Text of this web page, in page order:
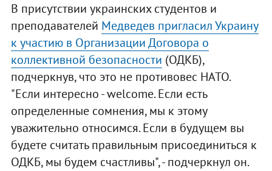
В присутствии украинских студентов и
преподавателей Медведев пригласил Украину
к участию в Организации Договора о
коллективной безопасности (ОДКБ),
подчеркнув, что это не противовес НАТО.
"Если интересно - welcome. Если есть
определенные сомнения, мы к этому
уважительно относимся. Если в будущем вы
будете считать правильным присоединиться к
ОДКБ, мы будем счастливы", - подчеркнул он.